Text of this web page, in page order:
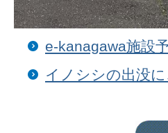
e-kanagawa施設
イノシシの出没